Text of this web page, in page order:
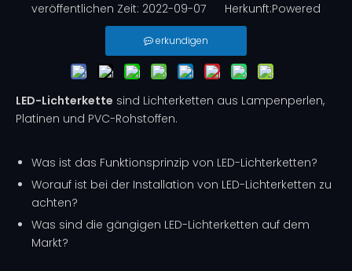
veröffentlichen Zeit: 2022-09-07 Herkunft:Powered
erkundigen
LED-Lichterkette sind Lichterketten aus Lampenperlen,
Platinen und PVC-Rohstoffen.
Was ist das Funktionsprinzip von LED-Lichterketten?
Worauf ist bei der Installation von LED-Lichterketten zu
achten?
Was sind die gängigen LED-Lichterketten auf dem
Markt?